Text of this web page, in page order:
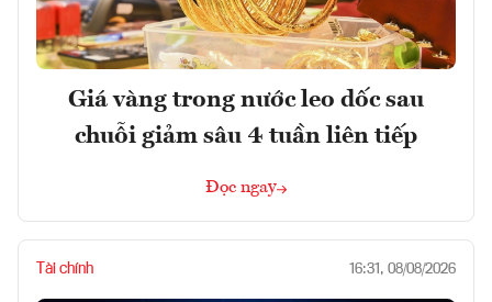
Giá vàng trong nước leo dốc sau
chuỗi giảm sâu 4 tuần liên tiếp
Đọc ngay
Tài chính 16:31, 08/08/2026